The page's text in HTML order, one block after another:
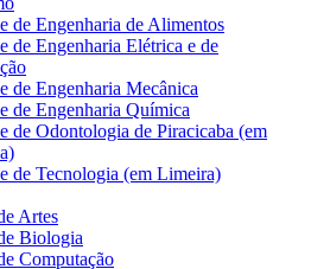
de Engenharia de Alimentos
de Engenharia Elétrica e de
de Engenharia Mecânica
de Engenharia Química
de Odontologia de Piracicaba (em
de Tecnologia (em Limeira)
Artes
Biologia
Computação